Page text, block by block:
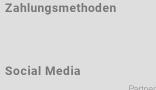
Zahlungsmethoden
Social Media